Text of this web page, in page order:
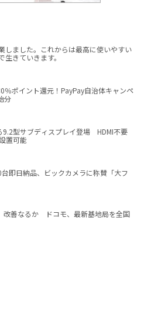
しました。これからは最高に使いやすい
生きていきます。
％ポイント還元！PayPay自治体キャンペ
分
9.2型サブディスプレイ登場 HDMI不要
置可能
即日納品、ビックカメラに称賛「大フ
改善なるか ドコモ、最新基地局を全国